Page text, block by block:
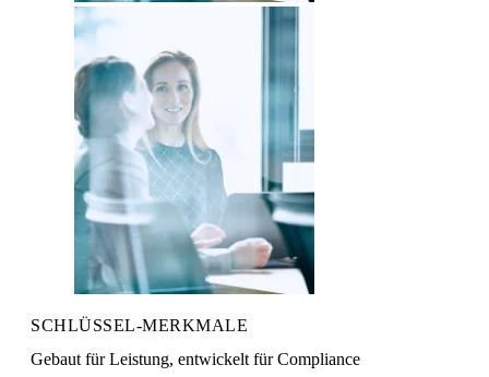
SCHLÜSSEL-MERKMALE
Gebaut für Leistung, entwickelt für Compliance